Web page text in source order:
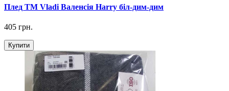
Плед ТМ Vladi Валенсія Harry біл-дим-дим
405 грн.
Купити